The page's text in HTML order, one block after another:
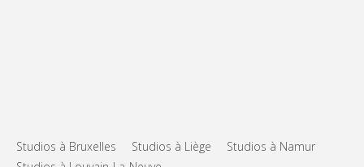
Studios à Bruxelles Studios à Liège
Studios à Namur